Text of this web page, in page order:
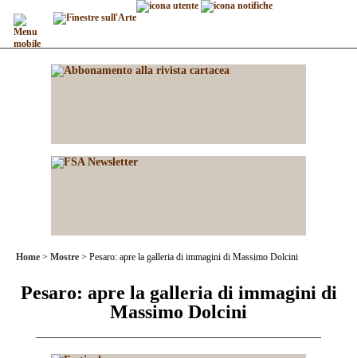
Home Mostre Pesaro: apre la galleria di immagini di Massimo Dolcini
Pesaro: apre la galleria di immagini di
Massimo Dolcini